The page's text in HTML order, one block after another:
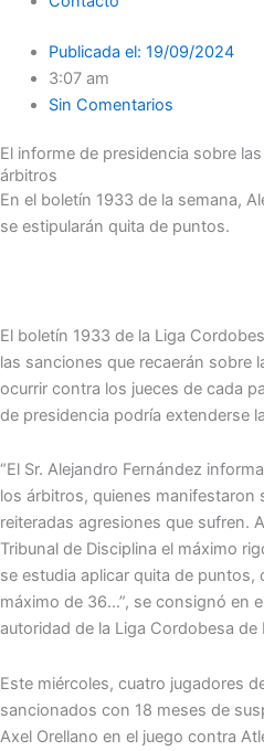
Publicada el: 19/09/2024
3:07 am
Sin Comentarios
El informe de presidencia sobre
árbitros
En el boletín 1933 de la semana,
se estipularán quita de puntos.
El boletín 1933 de la Liga
las sanciones que recaerán sobre
ocurrir contra los jueces de cada
de presidencia podría extenderse
“El Sr. Alejandro Fernández
los árbitros, quienes manifestaron
reiteradas agresiones que sufren.
Tribunal de Disciplina el máximo
se estudia aplicar quita de puntos,
máximo de 36…”, se consignó en
autoridad de la Liga Cordobesa de
Este miércoles, cuatro jugadores
sancionados con 18 meses de
Axel Orellano en el juego contra